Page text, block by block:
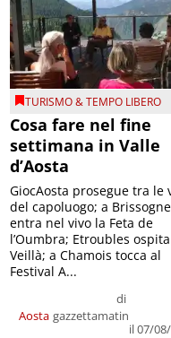
TURISMO & TEMPO LIBERO
Cosa fare nel fine
settimana in Valle
d’Aosta
Aosta
di
gazzettamatin
il 07/
GiocAosta prosegue tra le
del capoluogo; a Brissogne
entra nel vivo la Feta de
l’Oumbra; Etroubles
Veillà; a Chamois tocca al
Festival A...